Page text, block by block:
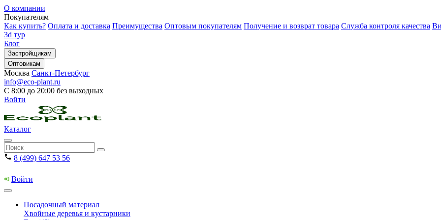
О компании
Покупателям
Как купить? Оплата и доставка Преимущества Оптовым покупателям Получение и возврат товара Служба контроля качества
3d тур
Блог
Застройщикам
Оптовикам
Москва Санкт-Петербург
info@eco-plant.ru
С 8:00 до 20:00 без выходных
Войти
Каталог
8 (499) 647 53 56
Войти
Посадочный материал
Хвойные деревья и кустарники